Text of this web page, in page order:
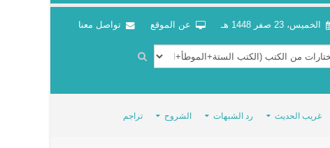
الخميس، 23 صفر 1448 هـ عن الموقع تواصل معنا
غريب الحديث رد الشبهات الشروح تراجم